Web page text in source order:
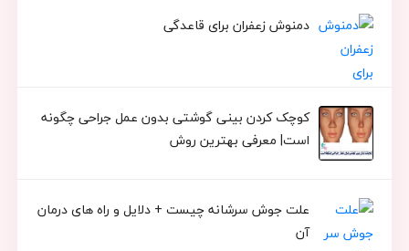
دمنوش زعفران برای قاعدگی
کوچک کردن بینی گوشتی بدون عمل جراحی چگونه
است| معرفی بهترین روش
علت جوش سرشانه چیست + دلایل و راه های درمان
آن